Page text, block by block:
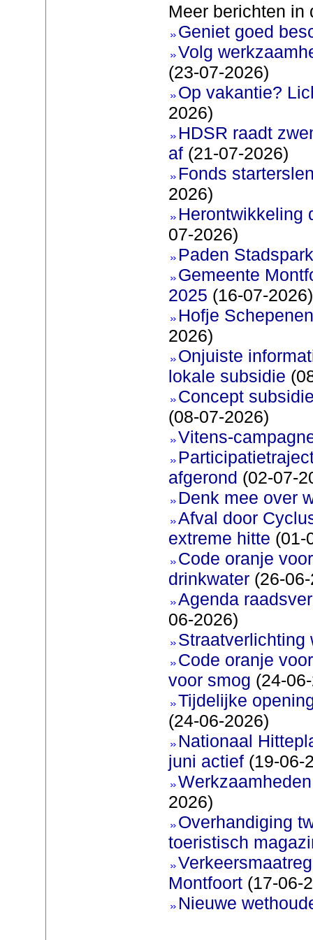
Meer berichten in
Geniet goed
Volg
(23-07-2026)
Op vakantie?
2026)
HDSR raadt
af(21-07-2026)
Fonds
2026)
Herontwikkeling
07-2026)
Paden
Gemeente
2025 (16-07-2026)
Hofje
2026)
Onjuiste
lokale subsidie
Concept
(08-07-2026)
Vitens-
afgerond (02-07-
Denk mee over
Afval door
extreme hitte (01-
Code oranje
drinkwater(26-06-
Agenda
06-2026)
Straatverlichting
Code oranje
voor smog (24-
Tijdelijke
(24-06-2026)
Nationaal
juni actief(19-06-
2026)
Overhandiging
toeristisch
Montfoort(17-06-
Nieuwe